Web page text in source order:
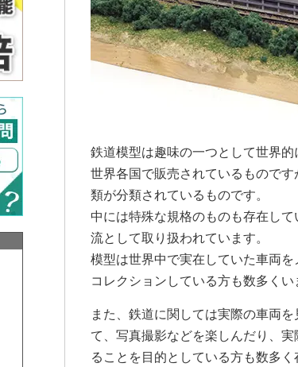
鉄道模型は趣味の一つとして世界的
世界各国で販売されているもので
類が分類されているものです。
中には特殊な規格のものも存在し
流として取り扱われています。
模型は世界中で実在していた車両
コレクションしている方も数多くい
また、鉄道に関しては実際の車両を
て、写真撮影などを楽しんだり、実
ることを目的としている方も数多く